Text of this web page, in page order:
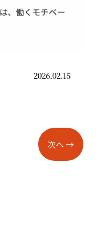
、働くモチベー
2026.02.15
次へ →